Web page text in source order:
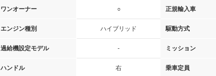
ワンオーナー ○ 正規輸入車
エンジン種別 ハイブリッド 駆動方式
過給機設定モデル - ミッション
ハンドル 右 乗車定員